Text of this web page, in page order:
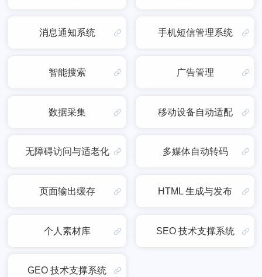
消息通知系统 手机短信管理系统
智能搜索 广告管理
数据采集 移动设备自动适配
无障碍访问与适老化 多媒体自动转码
页面输出缓存 HTML 生成与发布
个人素材库 SEO 技术支撑系统
GEO 技术支撑系统